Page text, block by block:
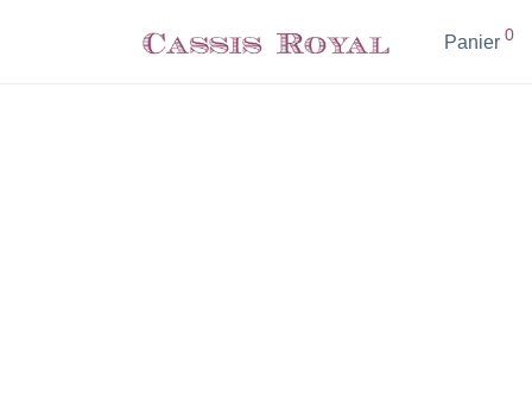
Panier 0